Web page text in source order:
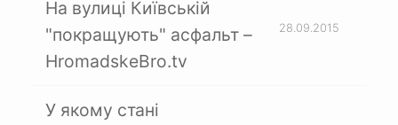
На вулиці Київській
"покращують" асфальт –
HromadskeBro.tv
28.09.2015
У якому стані